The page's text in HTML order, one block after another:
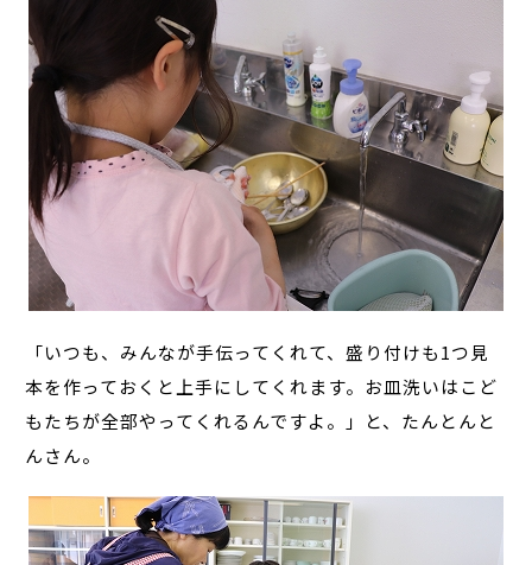
「いつも、みんなが手伝ってくれて、盛り付けも1つ見
本を作っておくと上手にしてくれます。お皿洗いはこど
もたちが全部やってくれるんですよ。」と、たんとんと
んさん。